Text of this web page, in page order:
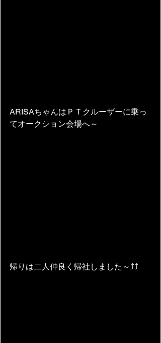
ARISAちゃんはＰＴクルーザーに乗っ
てオークション会場へ～
帰りは二人仲良く帰社しました～⤴⤴